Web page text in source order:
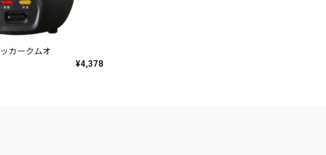
カークムオ
¥4,378